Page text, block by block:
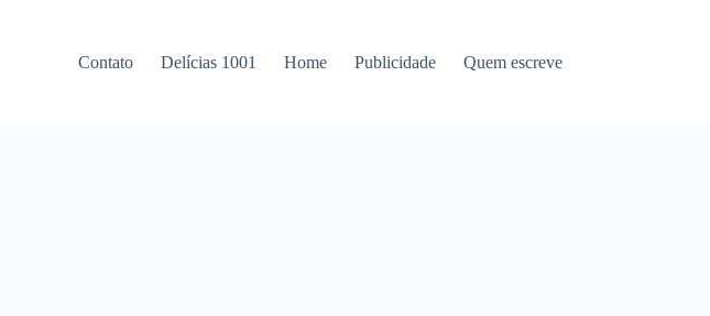
Contato Delícias 1001 Home Publicidade Quem escreve